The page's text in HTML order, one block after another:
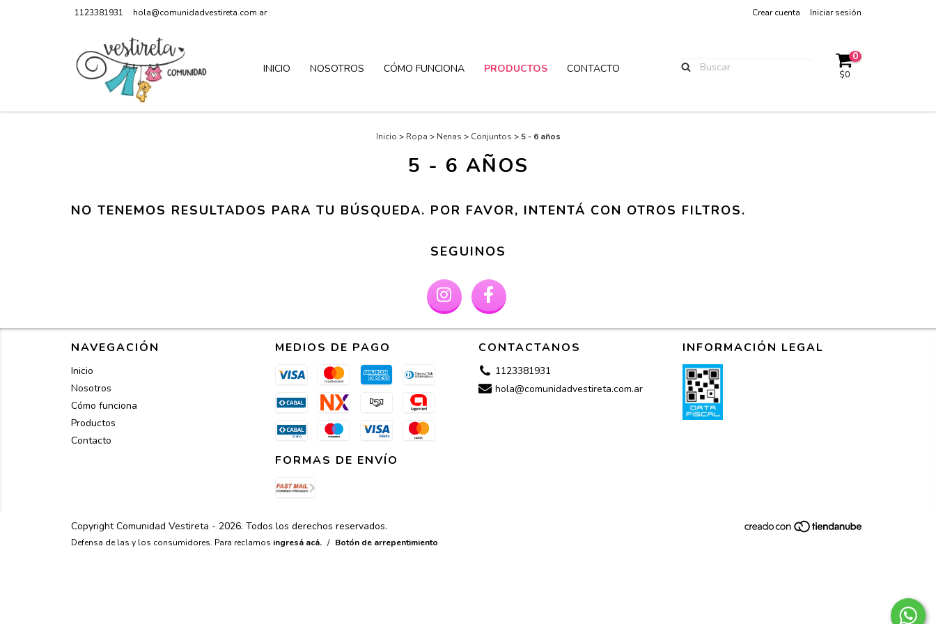
1123381931 hola@comunidadvestireta.com.ar Crear cuenta Iniciar sesión
INICIO NOSOTROS CÓMO FUNCIONA PRODUCTOS CONTACTO
0
$0
Inicio > Ropa > Nenas > Conjuntos > 5 - 6 años
5 - 6 AÑOS
NO TENEMOS RESULTADOS PARA TU BÚSQUEDA. POR FAVOR, INTENTÁ CON OTROS FILTROS.
SEGUINOS
NAVEGACIÓN
Inicio
Nosotros
Cómo funciona
Productos
Contacto
MEDIOS DE PAGO
FORMAS DE ENVÍO
CONTACTANOS
1123381931
hola@comunidadvestireta.com.ar
INFORMACIÓN LEGAL
Copyright Comunidad Vestireta - 2026. Todos los derechos reservados.
Defensa de las y los consumidores. Para reclamos ingresá acá. / Botón de arrepentimiento